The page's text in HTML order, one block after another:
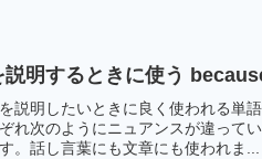
説明するときに使う
説明したいときに良く使われる単
れ次のようにニュアンスが違って
。話し言葉にも文章にも使われま...